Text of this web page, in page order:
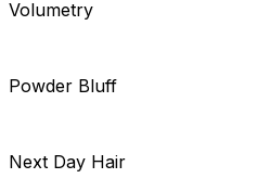
Volumetry
Powder Bluff
Next Day Hair